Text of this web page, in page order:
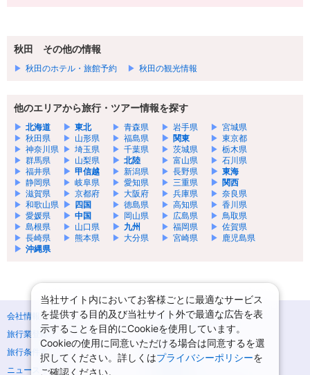
秋田 その他の情報
秋田のホテル・旅館予約 秋田の観光情報
他のエリアから旅行・ツアー情報を探す
北海道 東北 青森県 岩手県
宮城県
秋田県
山形県 福島県 関東
東京都
神奈川県
埼玉県 千葉県 茨城県
栃木県
群馬県
山梨県 北陸 富山県
石川県
福井県
甲信越 新潟県 長野県
東海
静岡県
岐阜県 愛知県 三重県
関西
滋賀県
京都府 大阪府 兵庫県
奈良県
和歌山県
四国 徳島県 高知県
香川県
愛媛県
中国 岡山県 広島県
鳥取県
島根県
山口県 九州 福岡県
佐賀県
長崎県
熊本県 大分県 宮崎県
鹿児島県
沖縄県
会社情報
プライバシーポリシー
旅行業登録票・約款
規約集
旅行条件書
商標について
ニュースリリース
当社サイト内においてお客様ごとに最適なサービス
を提供する目的及び当社サイト外で最適な広告を表
示することを目的にCookieを使用しています。
Cookieの使用に同意いただける場合は同意するを選
択してください。詳しくはプライバシーポリシーを
ご確認ください。